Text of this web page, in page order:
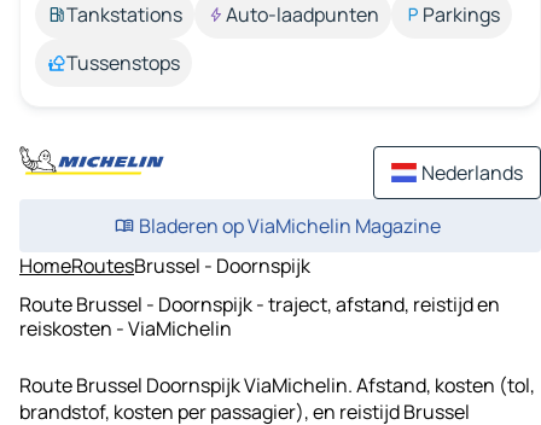
Tankstations
Auto-laadpunten
Parkings
Tussenstops
Nederlands
Bladeren op ViaMichelin Magazine
HomeRoutesBrussel - Doornspijk
Route Brussel - Doornspijk - traject, afstand, reistijd en
reiskosten - ViaMichelin
Route Brussel Doornspijk ViaMichelin. Afstand, kosten (tol,
brandstof, kosten per passagier), en reistijd Brussel